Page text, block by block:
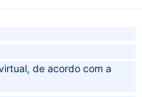
de acordo com a